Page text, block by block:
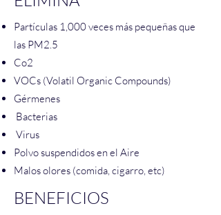
Partículas 1,000 veces más pequeñas que
las PM2.5
Co2
VOCs (Volatil Organic Compounds)
Gérmenes
Bacterias
Virus
Polvo suspendidos en el Aire
Malos olores (comida, cigarro, etc)
BENEFICIOS